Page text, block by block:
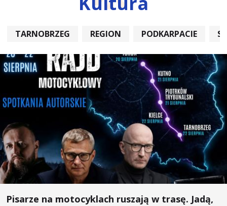
TARNOBRZEG REGION PODKARPACIE
Pisarze na motocyklach ruszają w trasę. Jadą,